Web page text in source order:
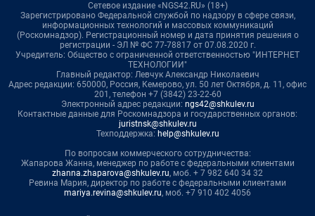
Сетевое издание «NGS42.RU» (18+)
Зарегистрировано Федеральной службой по надзору в сфере связи,
информационных технологий и массовых коммуникаций
(Роскомнадзор). Регистрационный номер и дата принятия решения о
регистрации - ЭЛ № ФС 77-78817 от 07.08.2020 г.
Учредитель: Общество с ограниченной ответственностью "ИНТЕРНЕТ
ТЕХНОЛОГИИ"
Главный редактор: Левчук Александр Николаевич
Адрес редакции: 650000, Россия, Кемерово, ул. 50 лет Октября, д. 11, офис
201, телефон +7 (3842) 23-22-60
Электронный адрес редакции: ngs42@shkulev.ru
Контактные данные для Роскомнадзора и государственных органов:
juristnsk@shkulev.ru
Техподдержка: help@shkulev.ru
По вопросам коммерческого сотрудничества:
Жапарова Жанна, менеджер по работе с федеральными клиентами
zhanna.zhaparova@shkulev.ru, моб. + 7 982 640 34 32
Ревина Мария, директор по работе с федеральными клиентами
mariya.revina@shkulev.ru, моб. +7 910 402 4056